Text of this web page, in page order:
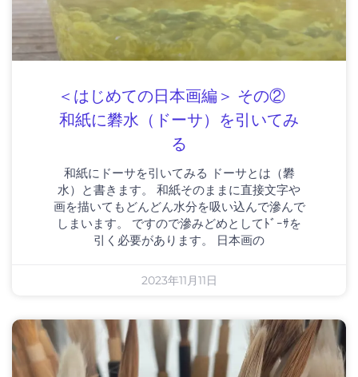
＜はじめての日本画編＞ その②
和紙に礬水（ドーサ）を引いてみ
る
和紙にドーサを引いてみる ドーサとは（礬
水）と書きます。 和紙そのままに直接文字や
画を描いてもどんどん水分を吸い込んで滲んで
しまいます。 ですので滲みどめとしてﾄﾞｰｻを
引く必要があります。 日本画の
2023年11月11日